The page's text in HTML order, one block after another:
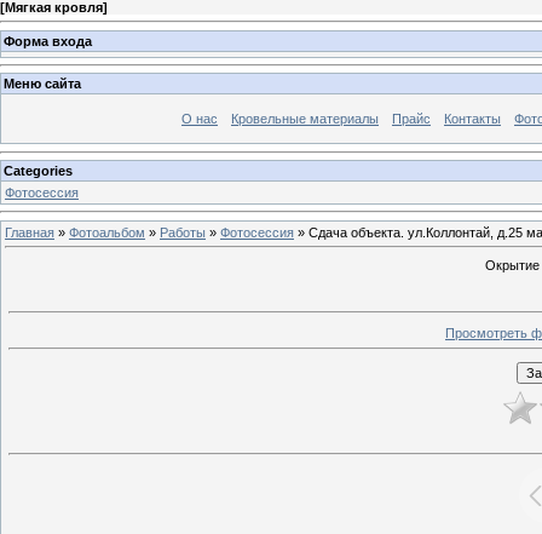
[Мягкая кровля]
Форма входа
Меню сайта
О нас Кровельные материалы Прайс Контакты
Categories
Фотосессия
Главная » Фотоальбом » Работы » Фотосессия » Сдача объекта. ул.Коллонтай, д.25
Окрытие
Просмотреть